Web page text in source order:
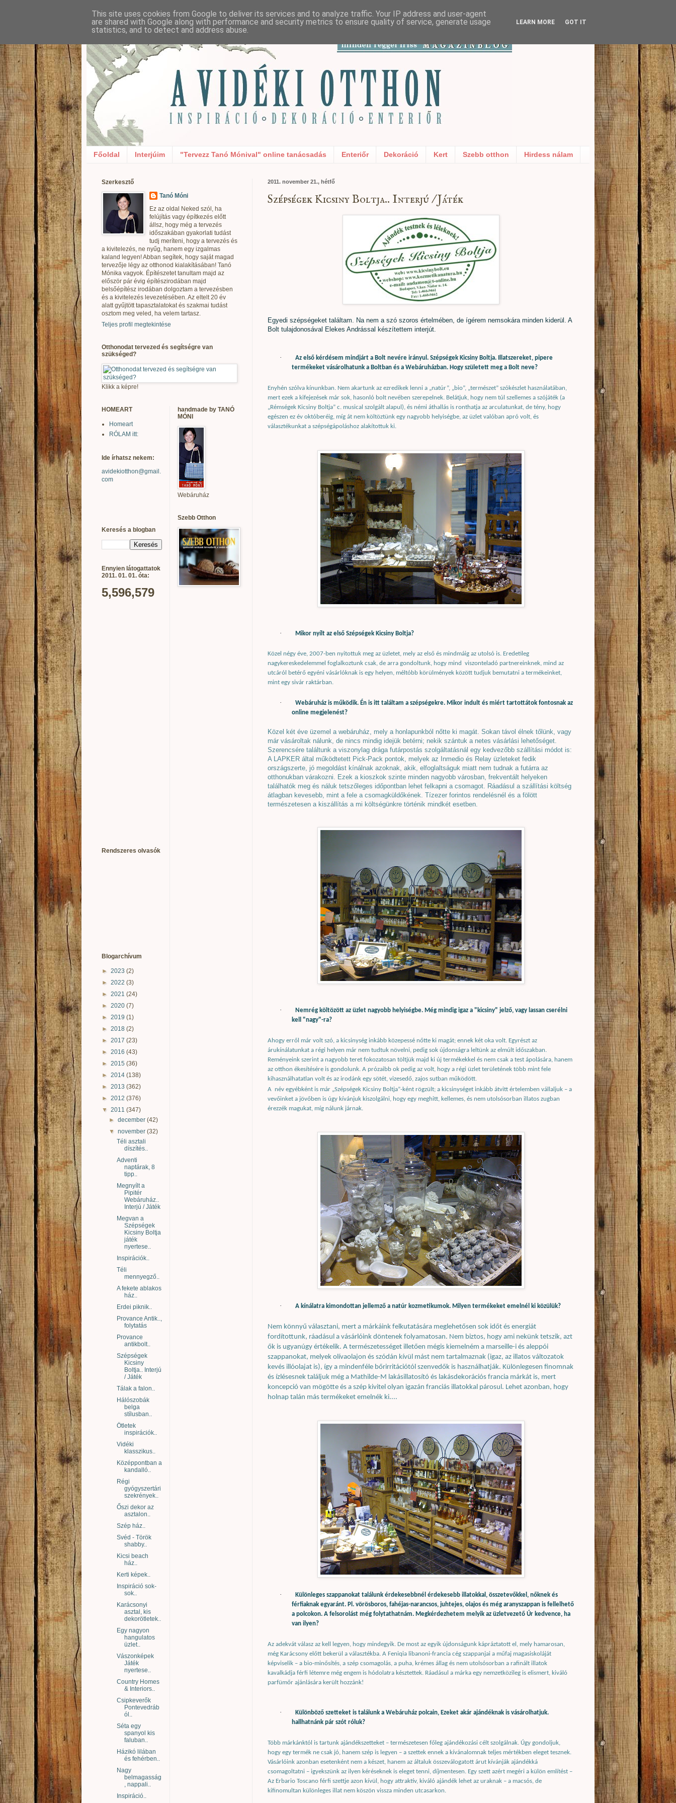
Főoldal Interjúim "Tervezz Tanó Mónival" online tanácsadás Enteriőr Dekoráció Kert Szebb otthon Hirdess nálam
2011. november 21., hétfő
Szépségek Kicsiny Boltja.. Interjú / Játék
Egyedi szépségeket találtam. Na nem a szó szoros értelmében, de ígérem nemsokára minden kiderül. A
Bolt tulajdonosával Elekes Andrással készítettem interjút.
·
Az első kérdésem mindjárt a Bolt nevére irányul. Szépségek Kicsiny Boltja. Illatszereket, pipere
termékeket vásárolhatunk a Boltban és a Webáruházban. Hogy született meg a Bolt neve?
Enyhén szólva kínunkban. Nem akartunk az ezredikek lenni a „natúr”, „bio”, „természet” szókészlet használatában,
mert ezek a kifejezések már sok, hasonló bolt nevében szerepelnek. Belátjuk, hogy nem túl szellemes a szójáték (a
„Rémségek Kicsiny Boltja” c. musical szolgált alapul), és némi áthallás is ronthatja az arculatunkat, de tény, hogy
egészen ez év októberéig, míg át nem költöztünk egy nagyobb helyiségbe, az üzlet valóban apró volt, és
választékunkat a szépségápoláshoz alakítottuk ki.
· Mikor nyílt az első Szépségek Kicsiny Boltja?
Közel négy éve, 2007-ben nyitottuk meg az üzletet, mely az első és mindmáig az utolsó is. Eredetileg
nagykereskedelemmel foglalkoztunk csak, de arra gondoltunk, hogy mind
viszonteladó partnereinknek, mind az
utcáról betérő egyéni vásárlóknak is egy helyen, méltóbb körülmények között tudjuk bemutatni a termékeinket,
mint egy sivár raktárban.
·
Webáruház is működik. Én is itt találtam a szépségekre. Mikor indult és miért tartottátok fontosnak az
online megjelenést?
Közel két éve üzemel a webáruház, mely a honlapunkból nőtte ki magát. Sokan távol élnek tőlünk, vagy
már vásároltak nálunk, de nincs mindig idejük betérni; nekik szántuk a netes vásárlási lehetőséget.
Szerencsére találtunk a viszonylag drága futárpostás szolgáltatásnál egy kedvezőbb szállítási módot is:
A LAPKER által működtetett Pick-Pack pontok, melyek az Inmedio és Relay üzleteket fedik
országszerte, jó megoldást kínálnak azoknak, akik, elfoglaltságuk miatt nem tudnak a futárra az
otthonukban várakozni. Ezek a kioszkok szinte minden nagyobb városban, frekventált helyeken
találhatók meg és náluk tetszőleges időpontban lehet felkapni a csomagot. Ráadásul a szállítási költség
átlagban kevesebb, mint a fele a csomagküldőkének. Tízezer forintos rendelésnél és a fölött
természetesen a kiszállítás a mi költségünkre történik mindkét esetben.
·
Nemrég költözött az üzlet nagyobb helyiségbe. Még mindig igaz a "kicsiny" jelző, vagy lassan cserélni
kell "nagy"-ra?
Ahogy erről már volt szó, a kicsinység inkább közepessé nőtte ki magát; ennek két oka volt. Egyrészt az
árukínálatunkat a régi helyen már nem tudtuk növelni, pedig sok újdonságra leltünk az elmúlt időszakban.
Reményeink szerint a nagyobb teret fokozatosan töltjük majd ki új termékekkel és nem csak a test ápolására, hanem
az otthon ékesítésére is gondolunk. A prózaibb ok pedig az volt, hogy a régi üzlet területének több mint fele
kihasználhatatlan volt és az irodánk egy sötét, vizesedő, zajos sutban működött.
A
név egyébként is már „Szépségek Kicsiny Boltja”-ként rögzült; a kicsinységet inkább átvitt értelemben vállaljuk – a
vevőinket a jövőben is úgy kívánjuk kiszolgálni, hogy egy meghitt, kellemes, és nem utolsósorban illatos zugban
érezzék magukat, míg nálunk járnak.
· A kínálatra kimondottan jellemző a natúr kozmetikumok. Milyen termékeket emelnél ki közülük?
Nem könnyű választani, mert a márkáink felkutatására meglehetősen sok időt és energiát
fordítottunk, ráadásul a vásárlóink döntenek folyamatosan. Nem biztos, hogy ami nekünk tetszik, azt
ők is ugyanúgy értékelik. A természetességet illetően mégis kiemelném a marseille-i és aleppói
szappanokat, melyek olívaolajon és szódán kívül mást nem tartalmaznak (igaz, az illatos változatok
kevés illóolajat is), így a mindenféle bőrirritációtól szenvedők is használhatják. Különlegesen finomnak
és ízlésesnek találjuk még a Mathilde-M lakásillatosító és lakásdekorációs francia márkát is, mert
koncepció van mögötte és a szép kivitel olyan igazán franciás illatokkal párosul. Lehet azonban, hogy
holnap talán más termékeket emelnék ki....
·
Különleges szappanokat találunk érdekesebbnél érdekesebb illatokkal, összetevőkkel, nőknek és
férfiaknak egyaránt. Pl. vörösboros, fahéjas-narancsos, juhtejes, olajos és még aranyszappan is fellelhető
a polcokon. A felsorolást még folytathatnám. Megkérdezhetem melyik az üzletvezető Úr kedvence, ha
van ilyen?
Az adekvát válasz az kell legyen, hogy mindegyik. De most az egyik újdonságunk kápráztatott el, mely hamarosan,
még Karácsony előtt bekerül a választékba. A Feniqia libanoni-francia cég szappanjai a műfaj magasiskoláját
képviselik – a bio-minősítés, a szép csomagolás, a puha, krémes állag és nem utolsósorban a rafinált illatok
kavalkádja férfi létemre még engem is hódolatra késztettek. Ráadásul a márka egy nemzetközileg is elismert, kiváló
parfümőr ajánlására került hozzánk!
·
Különböző szetteket is találunk a Webáruház polcain, Ezeket akár ajándéknak is vásárolhatjuk.
hallhatnánk pár szót róluk?
Több márkánktól is tartunk ajándékszetteket – természetesen főleg ajándékozási célt szolgálnak. Úgy gondoljuk,
hogy egy termék ne csak jó, hanem szép is legyen – a szettek ennek a kívánalomnak teljes mértékben eleget tesznek.
Vásárlóink azonban esetenként nem a készet, hanem az általuk összeválogatott árut kívánják ajándékká
csomagoltatni – igyekszünk az ilyen kéréseknek is eleget tenni, díjmentesen. Egy szett azért megéri a külön említést –
Az Erbario Toscano férfi szettje azon kívül, hogy attraktív, kiváló ajándék lehet az uraknak – a macsós, de
kifinomultan különleges illat nem köszön vissza minden utcasarkon.
Szerkesztő
Tanó Móni
Ez az oldal Neked szól, ha
felújítás vagy építkezés előtt
állsz, hogy még a tervezés
időszakában gyakorlati tudást
tudj meríteni, hogy a tervezés és
a kivitelezés, ne nyűg, hanem egy izgalmas
kaland legyen! Abban segítek, hogy saját magad
tervezője légy az otthonod kialakításában! Tanó
Mónika vagyok. Építészetet tanultam majd az
először pár évig építészirodában majd
belsőépítész irodában dolgoztam a tervezésben
és a kivitelezés levezetésében. Az eltelt 20 év
alatt gyűjtött tapasztalatokat és szakmai tudást
osztom meg veled, ha velem tartasz.
Teljes profil megtekintése
Otthonodat tervezed és segítségre van
szükséged?
Klikk a képre!
HOMEART
Homeart
RÓLAM itt:
Ide írhatsz nekem:
avidekiotthon@gmail.
com
Keresés a blogban
Ennyien látogattatok
2011. 01. 01. óta:
5,596,579
Rendszeres olvasók
Blogarchívum
► 2023 (2)
► 2022 (3)
► 2021 (24)
► 2020 (7)
► 2019 (1)
► 2018 (2)
► 2017 (23)
► 2016 (43)
► 2015 (36)
► 2014 (138)
► 2013 (362)
► 2012 (376)
▼ 2011 (347)
►december(42)
▼november(32)
Téli asztali
díszítés..
Adventi
naptárak, 8
tipp..
Megnyílt a
Pipitér
Webáruház..
Interjú / Játék
Megvan a
Szépségek
Kicsiny Boltja
játék
nyertese..
Inspirációk..
Téli
mennyegző..
A fekete ablakos
ház..
Erdei piknik..
Provance Antik..,
folytatás
Provance
antikbolt..
Szépségek
Kicsiny
Boltja.. Interjú
/ Játék
Tálak a falon..
Hálószobák
belga
stílusban..
Ötletek
inspirációk..
Vidéki
klasszikus..
Középpontban a
kandalló..
Régi
gyógyszertári
szekrények..
Őszi dekor az
asztalon..
Szép ház..
Svéd - Török
shabby..
Kicsi beach
ház..
Kerti képek..
Inspiráció sok-
sok..
Karácsonyi
asztal, kis
dekorötletek..
Egy nagyon
hangulatos
üzlet..
Vászonképek
Játék
nyertese..
Country Homes
& Interiors..
Csipkeverők
Pontevedráb
ól..
Séta egy
spanyol kis
faluban..
Házikó lilában
és fehérben..
Nagy
belmagasság
, nappali..
Inspiráció..
handmade by TANÓ
MÓNI
Webáruház
Szebb Otthon
This site uses cookies from Google to deliver its services and to analyze traffic. Your IP address and user-agent
are shared with Google along with performance and security metrics to ensure quality of service, generate usage
statistics, and to detect and address abuse.
LEARN MORE GOT IT